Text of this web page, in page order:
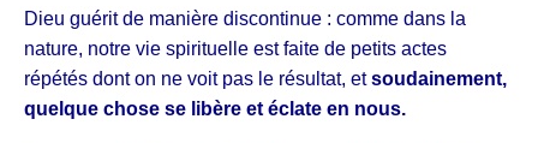
Dieu guérit de manière discontinue : comme dans la
nature, notre vie spirituelle est faite de petits actes
répétés dont on ne voit pas le résultat, etsoudainement,
quelque chose se libère et éclate en nous.